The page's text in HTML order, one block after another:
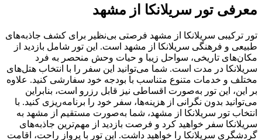
معرفی تور سریلانکا از مشهد
تور ترکیبی سریلانکا از مشهد فرصتی بی‌نظیر برای کشف جاذبه‌های
طبیعی و فرهنگی سریلانکا از مشهد است. این تور شامل بازدید از
مکان‌های تاریخی، سواحل زیبا و حیات وحش منحصر به فرد
سریلانکا در مدت است. شما می‌توانید این سفر را با انتخاب هتل‌های
مختلف و خدمات متنوع متناسب با بودجه خود سفارشی کنید. علاوه
بر این، این تور به‌صورت اقساطی نیز قابل رزرو است، بنابراین
می‌توانید بدون نگرانی از هزینه‌ها، سفر خود را برنامه‌ریزی کنید. با
انتخاب تور سریلانکا از مشهد، شما به‌صورت مستقیم از مشهد به
سریلانکا سفر خواهید کرد و فرصت بازدید از مهم‌ترین جاذبه‌های
گردشگری سریلانکا را خواهید داشت. این تور با پرواز راحت، اقامت